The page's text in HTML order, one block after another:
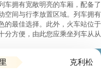
车拥有宽敞明亮的车厢，配备了
空间与行李放置区域。列车拥有
的最佳选择。此外，火车站位于
分方便，由此您应乘坐列车从从
克利松